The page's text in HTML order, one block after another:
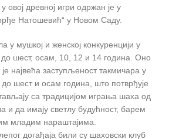
овој древној игри одржан је у
Натошевић“ у Новом Саду.
у мушкој и женској конкуренцији у
шест, осам, 10, 12 и 14 година. Оно
највећа заступљеност такмичара у
шест и осам година, што потврђује
са традицијом играња шаха од
и да имају светлу будућност, барем
младим нараштајима.
догађаја били су шаховски клуб